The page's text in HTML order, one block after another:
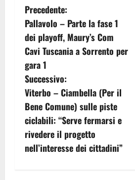
N
a
v
i
g
a
z
i
Precedente:
Pallavolo – Parte la fase 1
dei playoff, Maury’s Com
Cavi Tuscania a Sorrento per
gara 1
Successivo:
Viterbo – Ciambella (Per il
Bene Comune) sulle piste
ciclabili: “Serve fermarsi e
rivedere il progetto
nell’interesse dei cittadini”